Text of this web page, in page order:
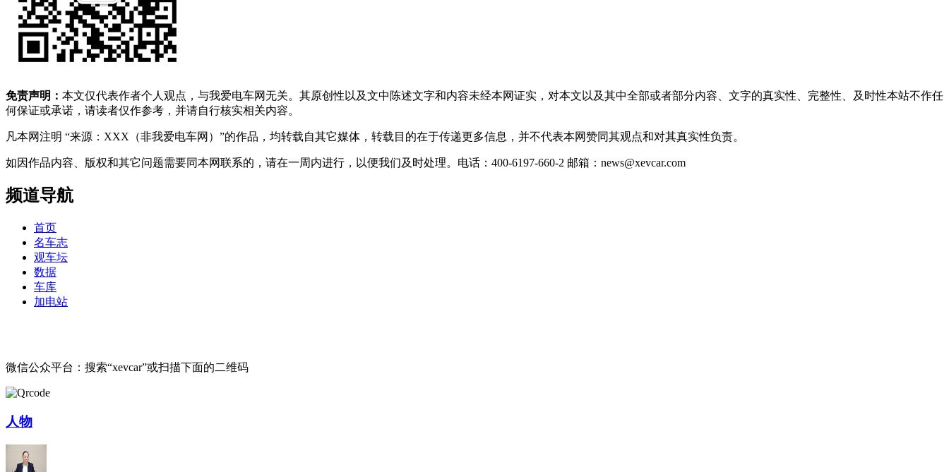
免责声明： 本文仅代表作者个人观点，与我爱电车网无关。其原创性以及文中陈述文字和内容未经本网证实，对本文以及其中全部或者部分内容、文字的真实性、完整性、及时性本站不作任
何保证或承诺，请读者仅作参考，并请自行核实相关内容。
凡本网注明 “来源：XXX（非我爱电车网）”的作品，均转载自其它媒体，转载目的在于传递更多信息，并不代表本网赞同其观点和对其真实性负责。
如因作品内容、版权和其它问题需要同本网联系的，请在一周内进行，以便我们及时处理。电话：400-6197-660-2 邮箱：news@xevcar.com
频道导航
首页
名车志
观车坛
数据
车库
加电站
微信公众平台：搜索“xevcar”或扫描下面的二维码
人物